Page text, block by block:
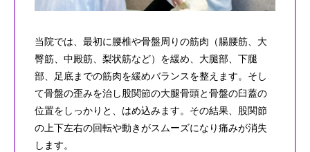
当院では、最初に腰椎や骨盤周りの筋肉（腸腰筋、大
臀筋、中殿筋、梨状筋など）を緩め、大腿部、下腿
部、足底までの筋肉を緩めバランスを整えます。そし
て骨盤の歪みを治し股関節の大腿骨頭と骨盤の臼蓋の
位置をしっかりと、はめ込みます。その結果、股関節
の上下左右の回転や動きがスムーズになり痛みが消失
します。